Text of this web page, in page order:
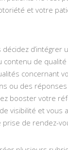
et votre
d’intégrer
contenu de
concernant
ou des
booster votre
visibilité et vous
de rendez-